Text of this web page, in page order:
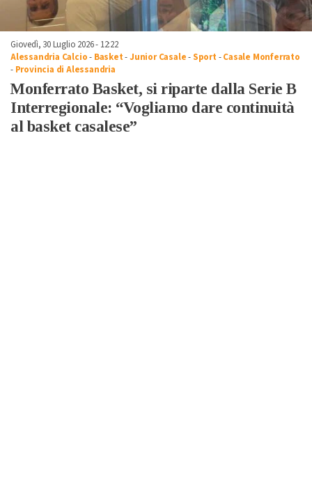
Giovedì, 30 Luglio 2026 - 12:22
Alessandria Calcio- Basket-Junior Casale-Sport -Casale Monferrato
- Provincia di Alessandria
Monferrato Basket, si riparte dalla Serie B
Interregionale: “Vogliamo dare continuità
al basket casalese”